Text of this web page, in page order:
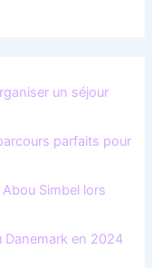
un séjour
parfaits pour
Simbel lors
Danemark en 2024